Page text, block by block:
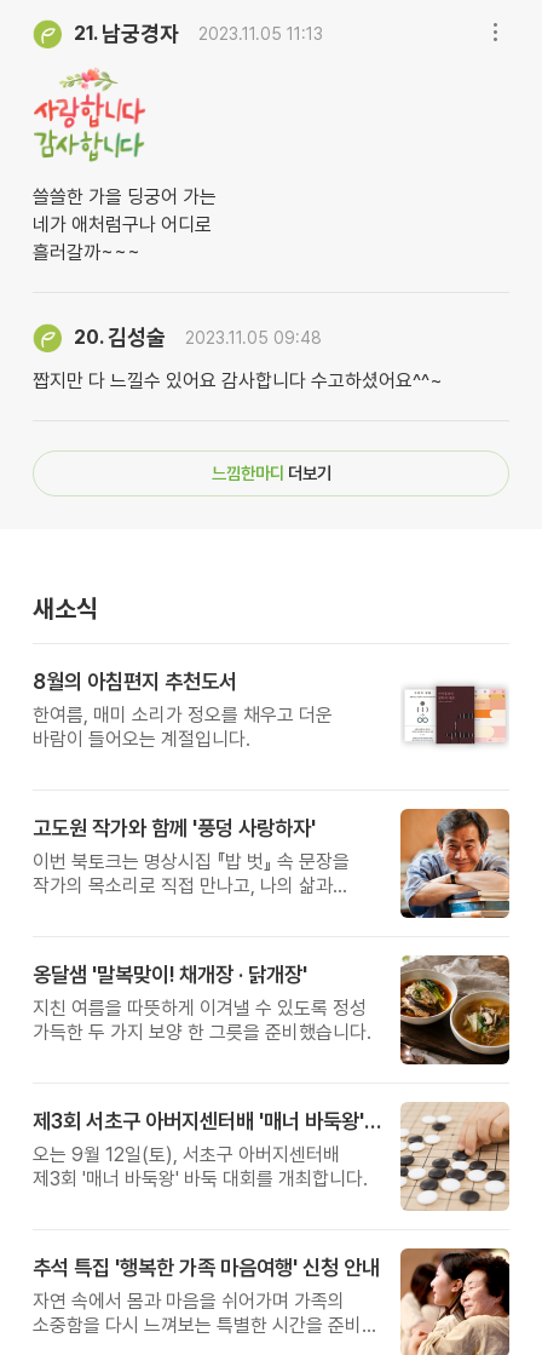
21. 남궁경자 2023.11.05 11:13
쓸쓸한 가을 딩궁어 가는
네가 애처럼구나 어디로
흘러갈까~~~
20.김성술 2023.11.05 09:48
짭지만 다 느낄수 있어요 감사합니다 수고하셨어요^^~
느낌한마디 더보기
새소식
8월의 아침편지 추천도서
한여름, 매미 소리가 정오를 채우고 더운
바람이 들어오는 계절입니다.
고도원 작가와 함께 '풍덩 사랑하자'
이번 북토크는 명상시집 『밥 벗』 속 문장을
작가의 목소리로 직접 만나고, 나의 삶과
옹달샘 '말복맞이! 채개장 · 닭개장'
지친 여름을 따뜻하게 이겨낼 수 있도록 정성
가득한 두 가지 보양 한 그릇을 준비했습니다.
제3회 서초구 아버지센터배 '매너 바둑왕' 대회
오는 9월 12일(토), 서초구 아버지센터배
제3회 '매너 바둑왕' 바둑 대회를 개최합니다.
추석 특집 '행복한 가족 마음여행' 신청 안내
자연 속에서 몸과 마음을 쉬어가며 가족의
소중함을 다시 느껴보는 특별한 시간을 준비해